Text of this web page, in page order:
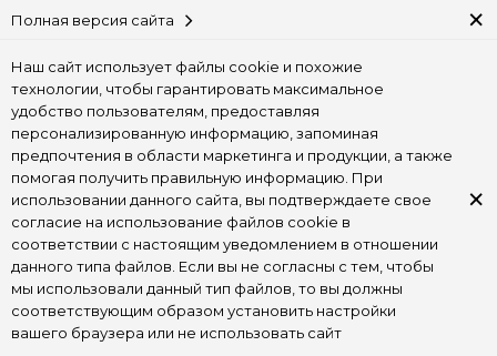
Полная версия сайта ×
Наш сайт использует файлы cookie и похожие
технологии, чтобы гарантировать максимальное
удобство пользователям, предоставляя
персонализированную информацию, запоминая
предпочтения в области маркетинга и продукции, а также
помогая получить правильную информацию. При
использовании данного сайта, вы подтверждаете свое
согласие на использование файлов cookie в
соответствии с настоящим уведомлением в отношении
данного типа файлов. Если вы не согласны с тем, чтобы
мы использовали данный тип файлов, то вы должны
соответствующим образом установить настройки
вашего браузера или не использовать сайт
×